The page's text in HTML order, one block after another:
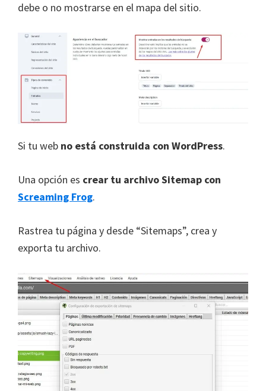
debe o no mostrarse en el mapa del sitio.
Si tu web no está construida con WordPress.
Una opción es crear tu archivo Sitemap con
Screaming Frog.
Rastrea tu página y desde “Sitemaps”, crea y
exporta tu archivo.